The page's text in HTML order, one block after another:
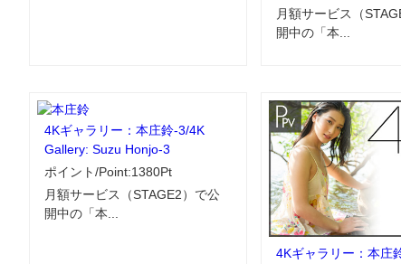
月額サービス（
開中の「本...
4Kギャラリー：本庄鈴-3/4K
Gallery: Suzu Honjo-3
ポイント/Point:1380Pt
月額サービス（STAGE2）で公
開中の「本...
4Kギャラリー：本庄